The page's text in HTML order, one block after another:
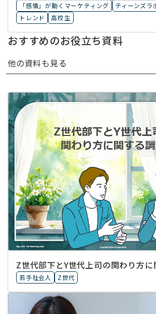
「感情」が動くマーケティング ティーンズラ
トレンド
高校生
おすすめのお役立ち資料
他の資料も見る
Z世代部下とY世代上司の関わり方
若手社会人 Z世代